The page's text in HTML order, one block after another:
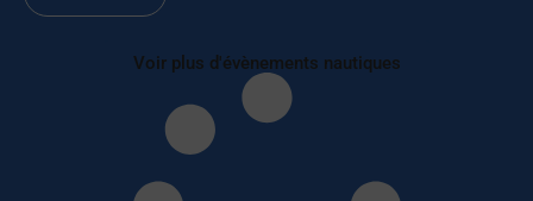
Voir plus d'évènements nautiques